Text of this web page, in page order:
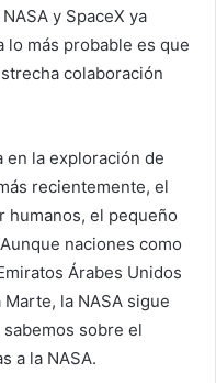
y SpaceX ya
lo más probable es que
colaboración
en la exploración de
recientemente, el
el pequeño
naciones como
Árabes Unidos
la NASA sigue
sobre el
a la NASA.